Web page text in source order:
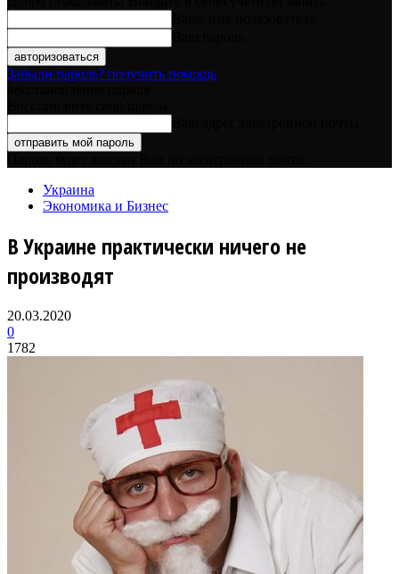
Забыли пароль? получить помощь
Украина
Экономика и Бизнес
В Украине практически ничего не
производят
20.03.2020
0
1782